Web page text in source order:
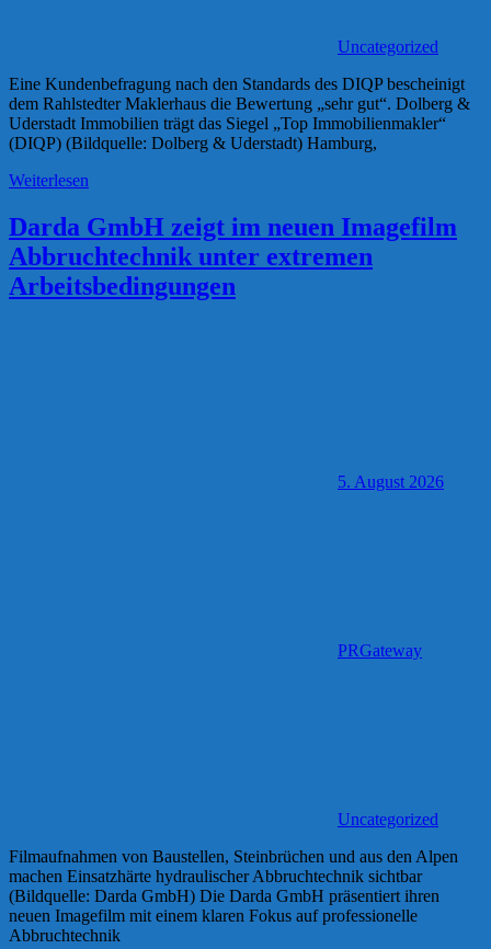
Uncategorized
Eine Kundenbefragung nach den Standards des DIQP bescheinigt
dem Rahlstedter Maklerhaus die Bewertung „sehr gut“. Dolberg &
Uderstadt Immobilien trägt das Siegel „Top Immobilienmakler“
(DIQP) (Bildquelle: Dolberg & Uderstadt) Hamburg,
Weiterlesen
Darda GmbH zeigt im neuen Imagefilm
Abbruchtechnik unter extremen
Arbeitsbedingungen
5. August 2026
PRGateway
Uncategorized
Filmaufnahmen von Baustellen, Steinbrüchen und aus den Alpen
machen Einsatzhärte hydraulischer Abbruchtechnik sichtbar
(Bildquelle: Darda GmbH) Die Darda GmbH präsentiert ihren
neuen Imagefilm mit einem klaren Fokus auf professionelle
Abbruchtechnik